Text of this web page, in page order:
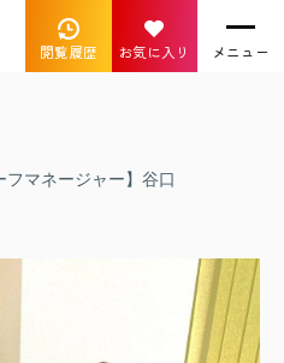
閲覧履歴 お気に入り メニュー
フマネージャー】谷口